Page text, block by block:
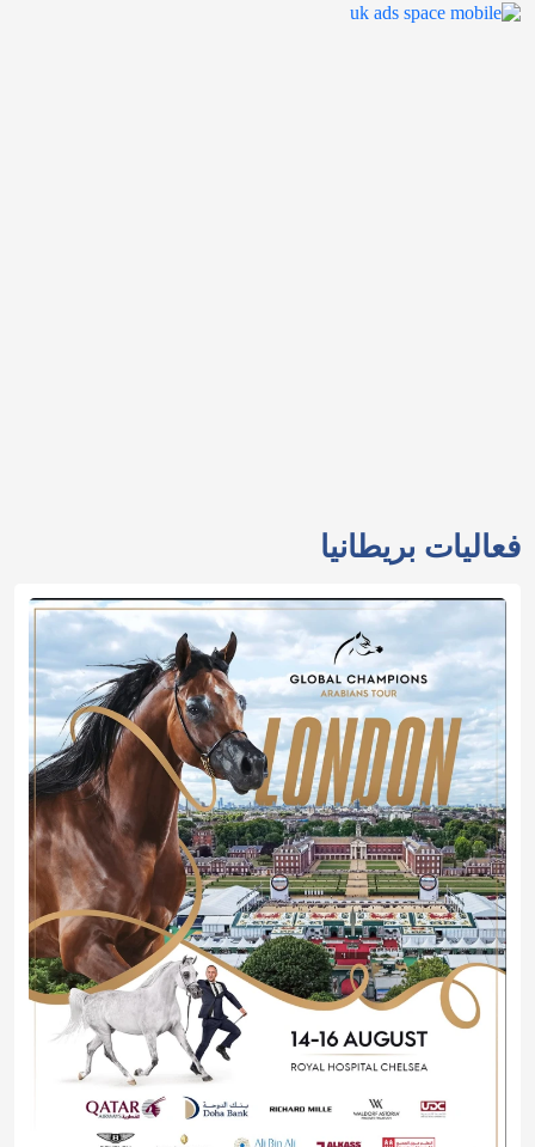
لندن تستضيف جولة الجياد العربية 2026
2026-08-14 10:00:00